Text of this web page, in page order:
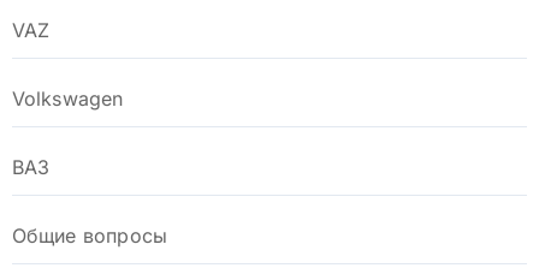
VAZ
Volkswagen
ВАЗ
Общие вопросы